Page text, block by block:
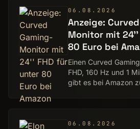
06.08.2026
Anzeige:
Monitor mit
80 Euro bei
Einen Curved
FHD, 160 Hz und 1
gibt es bei Amazon
06.08.2026